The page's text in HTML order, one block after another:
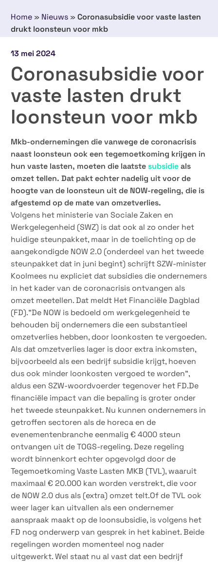
Home » Nieuws »Coronasubsidie voor vaste lasten
drukt loonsteun voor mkb
13 mei 2024
Coronasubsidie voor
vaste lasten drukt
loonsteun voor mkb
Mkb-ondernemingen die vanwege de coronacrisis
naast loonsteun ook een tegemoetkoming krijgen in
hun vaste lasten, moeten die laatstesubsidieals
omzet tellen. Dat pakt echter nadelig uit voor de
hoogte van de loonsteun uit de NOW-regeling, die is
afgestemd op de mate van omzetverlies.
Volgens het ministerie van Sociale Zaken en
Werkgelegenheid (SWZ) is dat ook al zo onder het
huidige steunpakket, maar in de toelichting op de
aangekondigde NOW 2.0 (onderdeel van het tweede
steunpakket dat in juni begint) schrijft SZW-minister
Koolmees nu expliciet dat subsidies die ondernemers
in het kader van de coronacrisis ontvangen als
omzet meetellen. Dat meldt Het Financiële Dagblad
(FD).”De NOW is bedoeld om werkgelegenheid te
behouden bij ondernemers die een substantieel
omzetverlies hebben, door loonkosten te vergoeden.
Als dat omzetverlies lager is door extra inkomsten,
bijvoorbeeld als een bedrijf subsidie krijgt, hoeven
dus ook minder loonkosten vergoed te worden”,
aldus een SZW-woordvoerder tegenover het FD.De
financiële impact van die bepaling is groter onder
het tweede steunpakket. Nu kunnen ondernemers in
getroffen sectoren als de horeca en de
evenementenbranche eenmalig € 4000 steun
ontvangen uit de TOGS-regeling. Deze regeling
wordt binnenkort echter opgevolgd door de
Tegemoetkoming Vaste Lasten MKB (TVL), waaruit
maximaal € 20.000 kan worden verstrekt, die voor
de NOW 2.0 dus als (extra) omzet telt.Of de TVL ook
weer lager kan uitvallen als een ondernemer
aanspraak maakt op de loonsubsidie, is volgens het
FD nog onderwerp van gesprek in het kabinet. Beide
regelingen worden momenteel nog nader
uitgewerkt. Wel staat nu al vast dat een bedrijf